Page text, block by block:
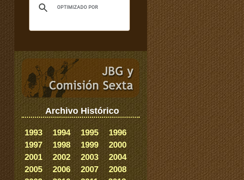
Archivo Histórico
1993 1994 1995
1996
1997
1998 1999
2000
2001
2002 2003
2004
2005
2006 2007
2008